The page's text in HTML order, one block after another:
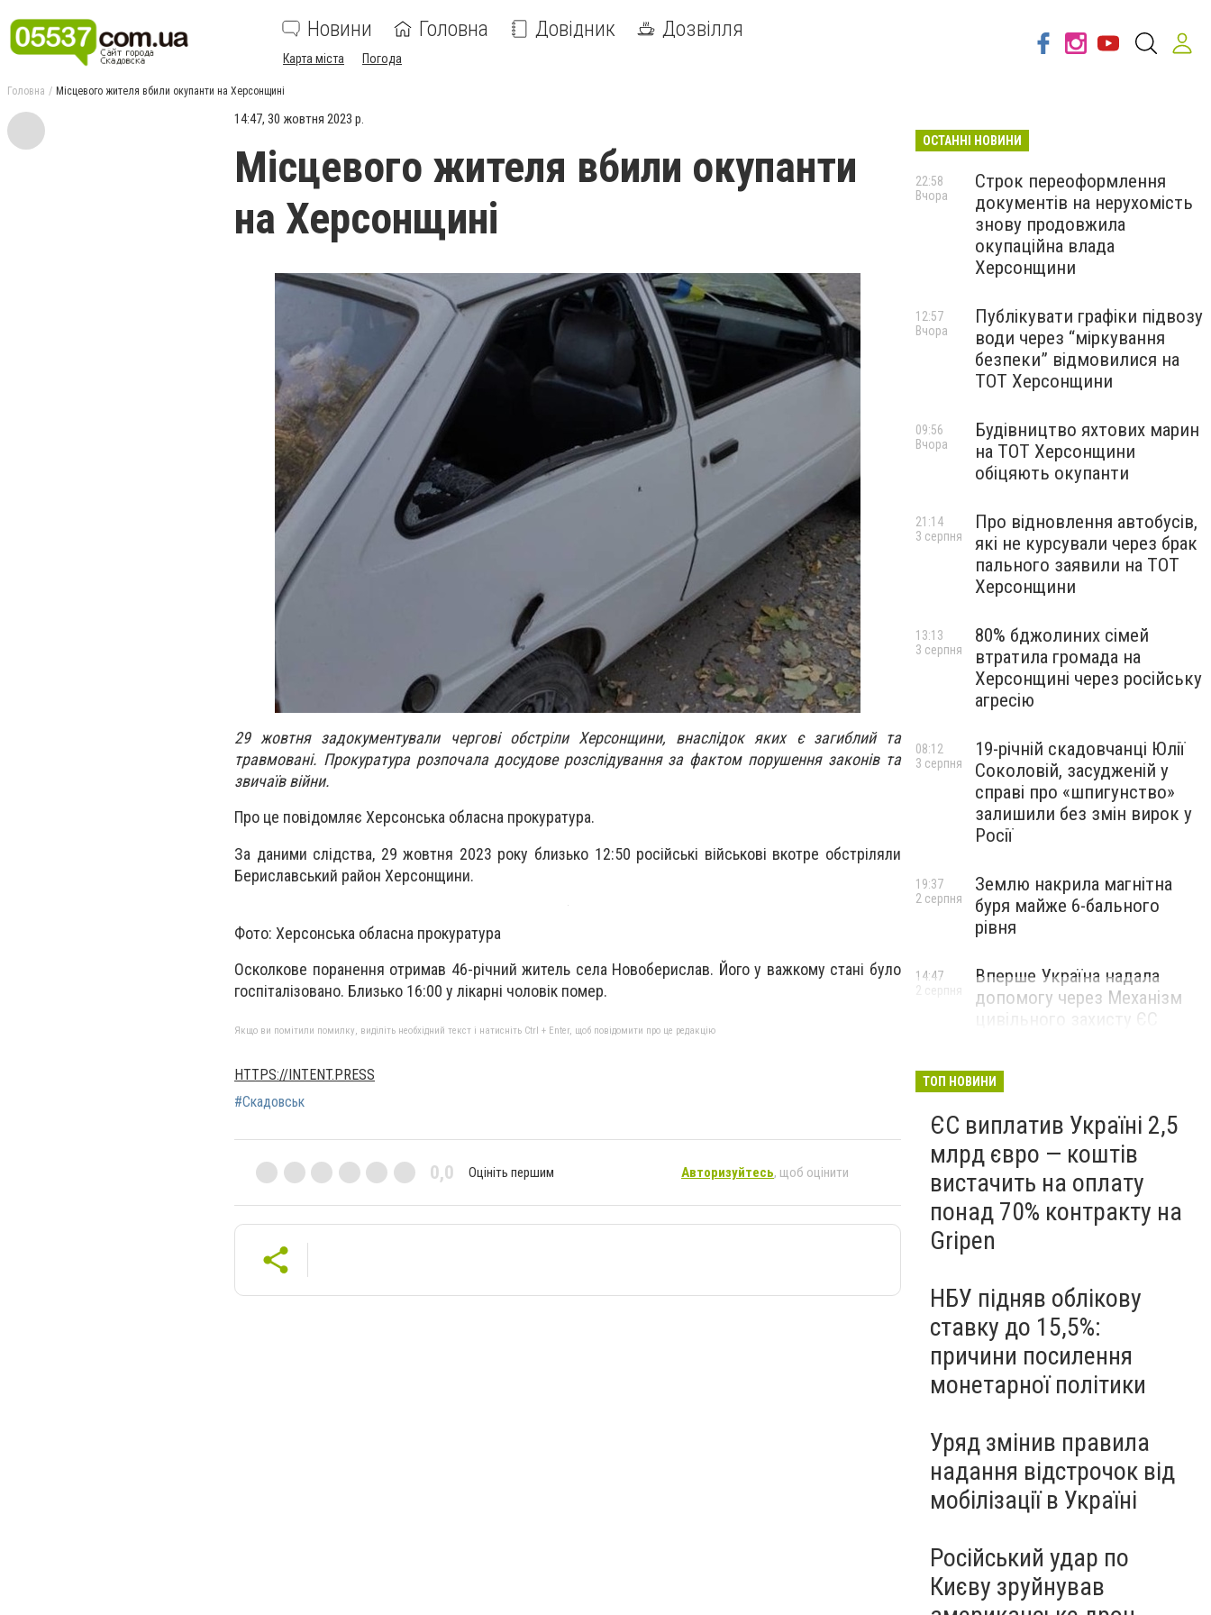
Новини Головна Довідник Дозвілля
Карта міста Погода
Головна Місцевого жителя вбили окупанти на Херсонщині
14:47, 30 жовтня 2023 р.
Місцевого жителя вбили окупанти
на Херсонщині
29 жовтня задокументували чергові обстріли Херсонщини, внаслідок яких є загиблий та
травмовані. Прокуратура розпочала досудове розслідування за фактом порушення законів та
звичаїв війни.
Про це повідомляє Херсонська обласна прокуратура.
За даними слідства, 29 жовтня 2023 року близько 12:50 російські військові вкотре обстріляли
Бериславський район Херсонщини.
Фото: Херсонська обласна прокуратура
Осколкове поранення отримав 46-річний житель села Новоберислав. Його у важкому стані було
госпіталізовано. Близько 16:00 у лікарні чоловік помер.
Якщо ви помітили помилку, виділіть необхідний текст і натисніть Ctrl + Enter, щоб повідомити про це редакцію
HTTPS://INTENT.PRESS
#Скадовськ
0,0 Оцініть першим Авторизуйтесь, щоб оцінити
ОСТАННІ НОВИНИ
Строк переоформлення
документів на нерухомість
знову продовжила
окупаційна влада
Херсонщини
22:58
Вчора
Публікувати графіки підвозу
води через “міркування
безпеки” відмовилися на
ТОТ Херсонщини
12:57
Вчора
Будівництво яхтових марин
на ТОТ Херсонщини
обіцяють окупанти
09:56
Вчора
Про відновлення автобусів,
які не курсували через брак
пального заявили на ТОТ
Херсонщини
21:14
3 серпня
80% бджолиних сімей
втратила громада на
Херсонщині через російську
агресію
13:13
3 серпня
19-річній скадовчанці Юлії
Соколовій, засудженій у
справі про «шпигунство»
залишили без змін вирок у
Росії
08:12
3 серпня
Землю накрила магнітна
буря майже 6-бального
рівня
19:37
2 серпня
Вперше Україна надала
допомогу через Механізм
цивільного захисту ЄС
14:47
2 серпня
ТОП НОВИНИ
ЄС виплатив Україні 2,5
млрд євро — коштів
вистачить на оплату
понад 70% контракту на
Gripen
НБУ підняв облікову
ставку до 15,5%:
причини посилення
монетарної політики
Уряд змінив правила
надання відстрочок від
мобілізації в Україні
Російський удар по
Києву зруйнував